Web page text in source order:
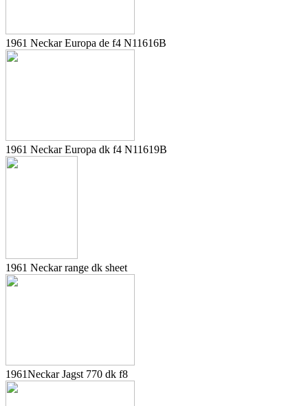
1961 Neckar Europa de f4 N11616B
1961 Neckar Europa dk f4 N11619B
1961 Neckar range dk sheet
1961Neckar Jagst 770 dk f8